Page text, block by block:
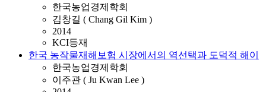
한국농업경제학회
김창길 ( Chang Gil Kim )
2014
KCI등재
한국 농작물재해보험 시장에서의 역선택과 도덕적 해이
한국농업경제학회
이주관 ( Ju Kwan Lee )